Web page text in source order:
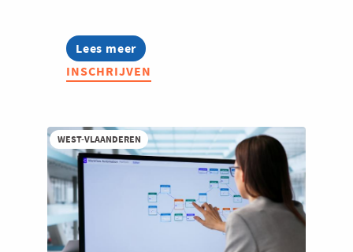
Lees meer
about
Opleiding:
De
weg
naar
je
klant
-
voor
starters
en
groeiers
INSCHRIJVEN
WEST-VLAANDEREN